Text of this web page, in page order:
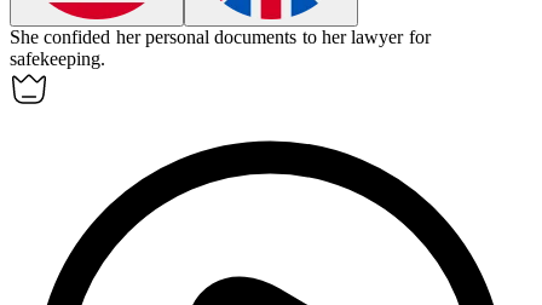
Sheconfided her personal documents to her lawyer for
safekeeping.